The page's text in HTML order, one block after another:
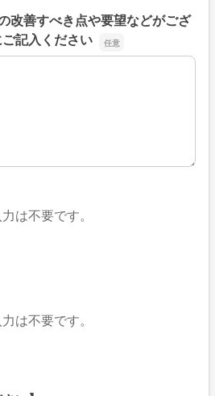
改善すべき点や要望などがござ
記入ください
改善すべき点や要望などがござい
は不要です。
は不要です。